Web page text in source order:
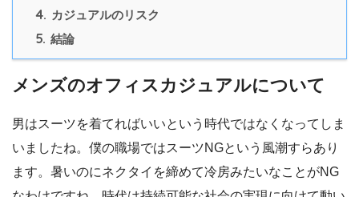
4. カジュアルのリスク
5. 結論
メンズのオフィスカジュアルについて
男はスーツを着てればいいという時代ではなくなってしま
いましたね。僕の職場ではスーツNGという風潮すらあり
ます。暑いのにネクタイを締めて冷房みたいなことがNG